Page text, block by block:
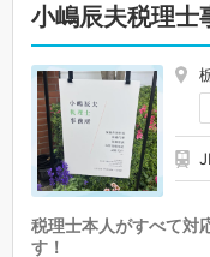
小嶋辰夫税理士
税理士本人がすべて対
す！